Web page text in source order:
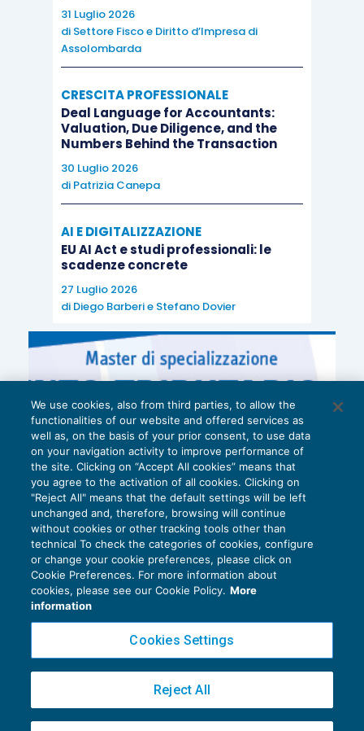
31 Luglio 2026
di Settore Fisco e Diritto d’Impresa di
Assolombarda
CRESCITA PROFESSIONALE
Deal Language for Accountants:
Valuation, Due Diligence, and the
Numbers Behind the Transaction
30 Luglio 2026
di Patrizia Canepa
AI E DIGITALIZZAZIONE
EU AI Act e studi professionali: le
scadenze concrete
27 Luglio 2026
di Diego Barberie Stefano Dovier
Privacy Policy
Cookie Policy
Copyright 2016 ©Gruppo Euroconference S.p.A.v2.32.4
Piazza Luigi Einaudi, 10N01 - 20124 Milano - info@ecnews.it
We use cookies, also from third parties, to allow the
functionalities of our website and offered services as
well as, on the basis of your prior consent, to use data
on your navigation activity to improve performance of
the site. Clicking on “Accept All cookies” means that
you agree to the activation of all cookies. Clicking on
"Reject All" means that the default settings will be left
unchanged and, therefore, browsing will continue
without cookies or other tracking tools other than
technical To check the categories of cookies, configure
or change your cookie preferences, please click on
Cookie Preferences. For more information about
cookies, please see our Cookie Policy. More
information
Cookies Settings
Reject All